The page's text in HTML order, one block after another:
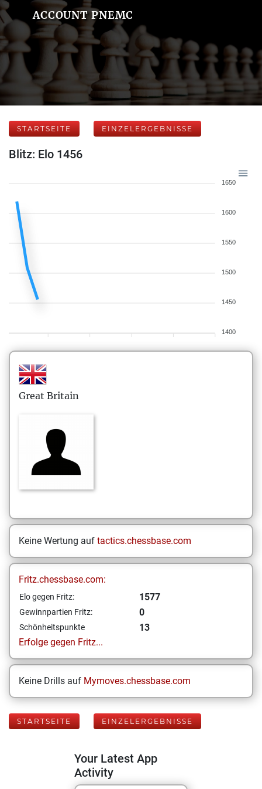
ACCOUNT PNEMC
STARTSEITE EINZELERGEBNISSE
Blitz: Elo 1456
1650
1600
1550
1500
1450
1400
Great Britain
Keine Wertung auf tactics.chessbase.com
Fritz.chessbase.com:
Elo gegen Fritz: 1577
Gewinnpartien Fritz: 0
Schönheitspunkte
13
Erfolge gegen Fritz...
Keine Drills auf Mymoves.chessbase.com
STARTSEITE EINZELERGEBNISSE
Your Latest App
Activity